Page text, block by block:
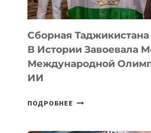
STEPPE
Сборная
В Истории Завоевала
Международной
ИИ
ПОДРОБНЕЕ СБОРНАЯ